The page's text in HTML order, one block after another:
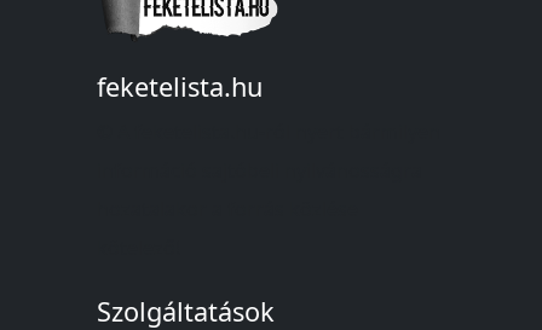
feketelista.hu
Szolgáltatások